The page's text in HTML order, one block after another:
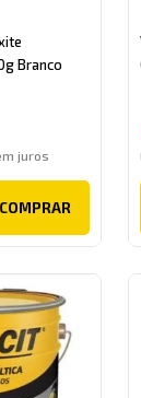
Branco
juros
COMPRAR